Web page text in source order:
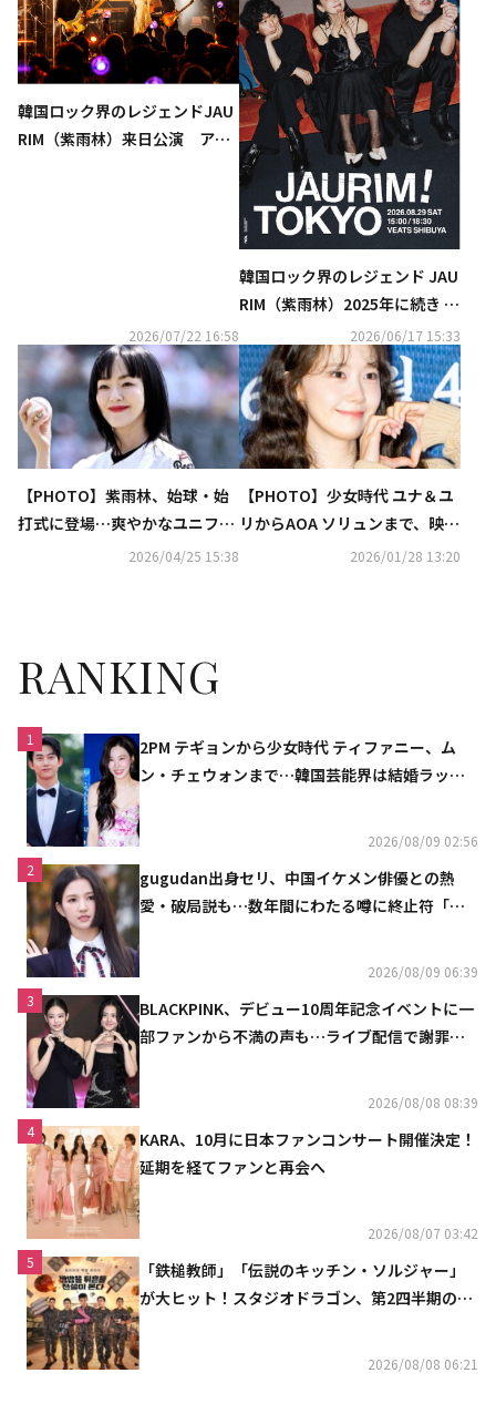
韓国ロック界のレジェンドJAU
RIM（紫雨林）来日公演 アッ
2026/07/22 16:58
韓国ロック界のレジェンド JAU
RIM（紫雨林）2025年に続き 日
本単独コンサート開催決定
2026/06/17 15:33
【PHOTO】紫雨林、始球・始
打式に登場…爽やかなユニフォ
2026/04/25 15:38
【PHOTO】少女時代 ユナ＆ユ
リからAOA ソリュンまで、映画
「王と生きる男」VIP試写会に
2026/01/28 13:20
RANKING
1
2PM テギョンから少女時代 ティファニー、ム
ン・チェウォンまで…韓国芸能界は結婚ラッシ
2026/08/09 02:56
2
gugudan出身セリ、中国イケメン俳優との熱
愛・破局説も…数年間にわたる噂に終止符「邪
2026/08/09 06:39
3
BLACKPINK、デビュー10周年記念イベントに一
部ファンから不満の声も…ライブ配信で謝罪
2026/08/08 08:39
4
KARA、10月に日本ファンコンサート開催決定！
延期を経てファンと再会へ
2026/08/07 03:42
5
「鉄槌教師」「伝説のキッチン・ソルジャー」
が大ヒット！スタジオドラゴン、第2四半期の売
2026/08/08 06:21